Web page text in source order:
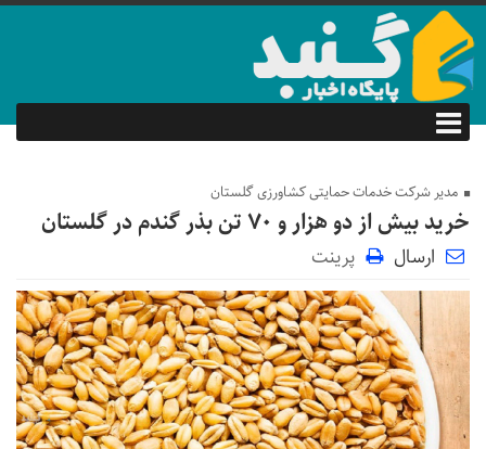
مدیر شرکت خدمات حمایتی کشاورزی گلستان
خرید بیش از دو هزار و ۷۰ تن بذر گندم در گلستان
ارسال پرینت